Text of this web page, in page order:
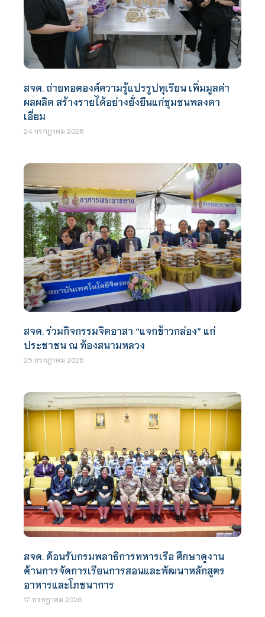
สจด. ถ่ายทอดองค์ความรู้แปรรูปทุเรียน เพิ่มมูลค่า
ผลผลิต สร้างรายได้อย่างยั่งยืนแก่ชุมชนพลงตา
เอี่ยม
24 กรกฎาคม 2026
สจด. ร่วมกิจกรรมจิตอาสา “แจกข้าวกล่อง” แก่
ประชาชน ณ ท้องสนามหลวง
25 กรกฎาคม 2026
สจด. ต้อนรับกรมพลาธิการทหารเรือ ศึกษาดูงาน
ด้านการจัดการเรียนการสอนและพัฒนาหลักสูตร
อาหารและโภชนาการ
17 กรกฎาคม 2026